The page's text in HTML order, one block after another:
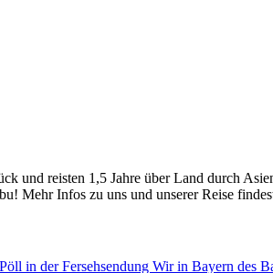
und reisten 1,5 Jahre über Land durch
Mehr Infos zu uns und unserer Reise